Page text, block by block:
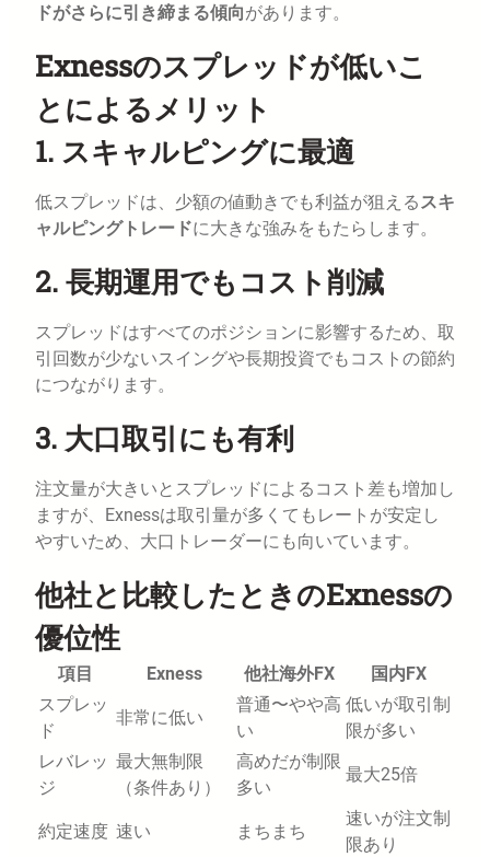
ドがさらに引き締まる傾向があります。
Exnessのスプレッドが低いこ
とによるメリット
1. スキャルピングに最適
低スプレッドは、少額の値動きでも利益が狙えるスキ
ャルピングトレードに大きな強みをもたらします。
2. 長期運用でもコスト削減
スプレッドはすべてのポジションに影響するため、取
引回数が少ないスイングや長期投資でもコストの節約
につながります。
3. 大口取引にも有利
注文量が大きいとスプレッドによるコスト差も増加し
ますが、Exnessは取引量が多くてもレートが安定し
やすいため、大口トレーダーにも向いています。
他社と比較したときのExnessの
優位性
項目 Exness 他社海外FX
国内FX
スプレッ
ド
非常に低い
普通〜やや高
い
低いが取引制
限が多い
レバレッ
ジ
最大無制限
（条件あり）
高めだが制限
多い
最大25倍
約定速度 速い まちまち
速いが注文制
限あり